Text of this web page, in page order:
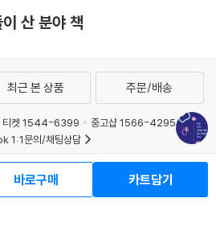
을 가질 수 있다고 말한다.
어가게 될까?
면서 과학자들은 매우 특별한 것을 발견해
간의 시작까지 이어진 동일한 모험이다. 최
분자, 별, 세포, 유기체, 생명체, 그리고 인간
지, 우주와 생명과 인간은 단순한 것에서
진화하는 과정을 거쳤다.
산 분야 책
바로구매 카트담기
최근 본 상품 주문/배송
티켓 1544-6399
중고샵 1566-4295
1:1문의/채팅상담
사(주) 사업자 정보
정보처리방침
청소년보호정책